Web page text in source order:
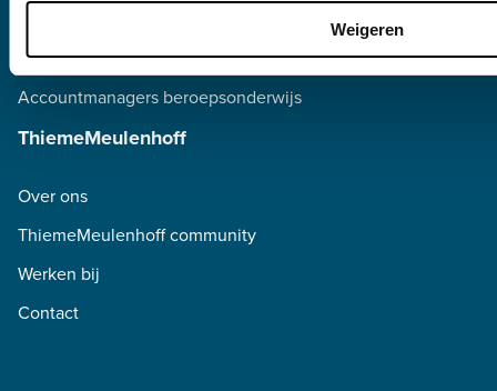
Weigeren
Accountmanagers voortgezet onderwijs
Accountmanagers beroepsonderwijs
ThiemeMeulenhoff
Over ons
ThiemeMeulenhoff community
Werken bij
Contact